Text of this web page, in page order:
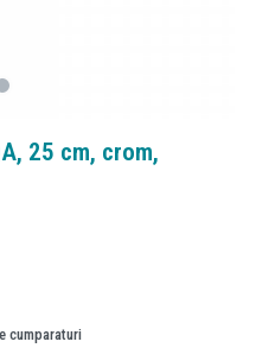
25 cm, crom,
cumparaturi